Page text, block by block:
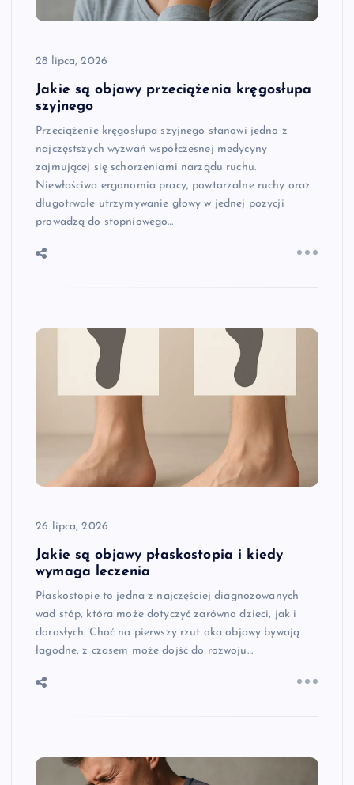
28 lipca, 2026
Jakie są objawy przeciążenia kręgosłupa
szyjnego
Przeciążenie kręgosłupa szyjnego stanowi jedno z
najczęstszych wyzwań współczesnej medycyny
zajmującej się schorzeniami narządu ruchu.
Niewłaściwa ergonomia pracy, powtarzalne ruchy oraz
długotrwałe utrzymywanie głowy w jednej pozycji
prowadzą do stopniowego…
26 lipca, 2026
Jakie są objawy płaskostopia i kiedy
wymaga leczenia
Płaskostopie to jedna z najczęściej diagnozowanych
wad stóp, która może dotyczyć zarówno dzieci, jak i
dorosłych. Choć na pierwszy rzut oka objawy bywają
łagodne, z czasem może dojść do rozwoju…